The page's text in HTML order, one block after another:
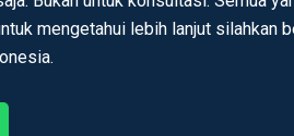
mengetahui lebih lanjut